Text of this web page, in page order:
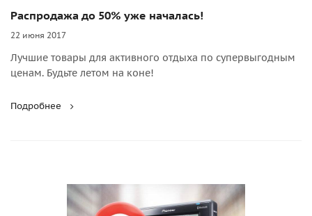
Распродажа до 50% уже началась!
22 июня 2017
Лучшие товары для активного отдыха по супервыгодным
ценам. Будьте летом на коне!
Подробнее